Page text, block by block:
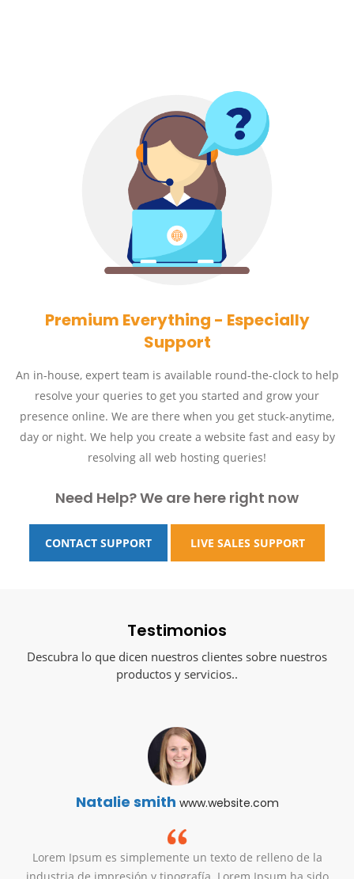
Premium Everything - Especially
Support
An in-house, expert team is available round-the-clock to help
resolve your queries to get you started and grow your
presence online. We are there when you get stuck-anytime,
day or night. We help you create a website fast and easy by
resolving all web hosting queries!
Need Help? We are here right now
CONTACT SUPPORT LIVE SALES SUPPORT
Testimonios
Descubra lo que dicen nuestros clientes sobre nuestros
productos y servicios..
Natalie smith www.website.com
Lorem Ipsum es simplemente un texto de relleno de la
industria de impresión y tipografía. Lorem Ipsum ha sido